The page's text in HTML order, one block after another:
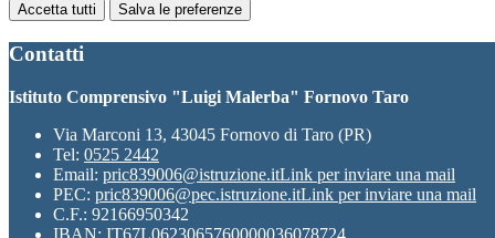
Accetta tutti Salva le preferenze
Contatti
Istituto Comprensivo "Luigi Malerba" Fornovo Taro
Via Marconi 13, 43045 Fornovo di Taro (PR)
Tel: 0525 2442
Email: pric839006@istruzione.itLink per inviare una mail
PEC: pric839006@pec.istruzione.itLink per inviare una mail
C.F.: 92166950342
IBAN: IT67L0623065760000036078724